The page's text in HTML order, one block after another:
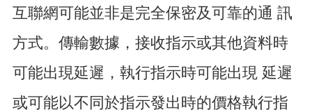
互聯網可能並非是完全保密及可靠的通 訊
方式。傳輸數據，接收指示或其他資料時
可能出現延遲，執行指示時可能出現 延遲
或可能以不同於指示發出時的價格執行指